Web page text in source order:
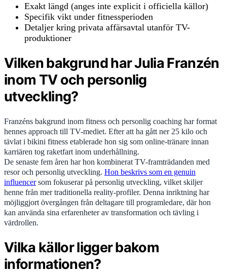
Exakt längd (anges inte explicit i officiella källor)
Specifik vikt under fitnessperioden
Detaljer kring privata affärsavtal utanför TV-
produktioner
Vilken bakgrund har Julia Franzén
inom TV och personlig
utveckling?
Franzéns bakgrund inom fitness och personlig coaching har format
hennes approach till TV-mediet. Efter att ha gått ner 25 kilo och
tävlat i bikini fitness etablerade hon sig som online-tränare innan
karriären tog raketfart inom underhållning.
De senaste fem åren har hon kombinerat TV-framträdanden med
resor och personlig utveckling. Hon beskrivs som en genuin
influencersom fokuserar på personlig utveckling, vilket skiljer
henne från mer traditionella reality-profiler. Denna inriktning har
möjliggjort övergången från deltagare till programledare, där hon
kan använda sina erfarenheter av transformation och tävling i
värdrollen.
Vilka källor ligger bakom
informationen?